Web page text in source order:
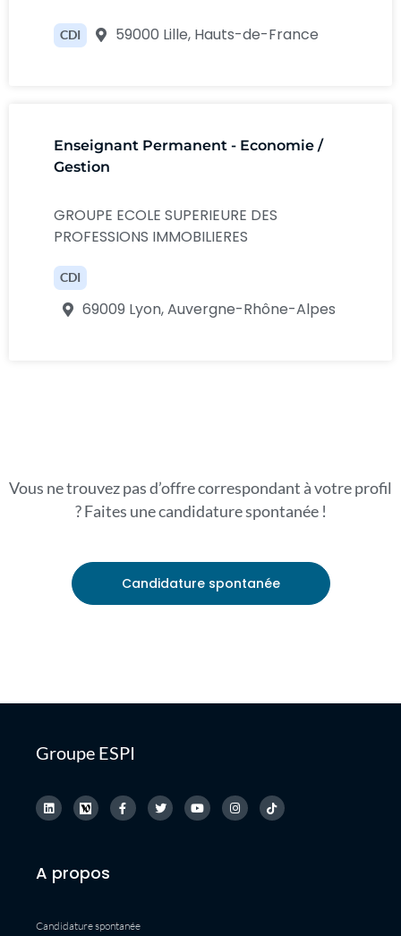
CDI 59000 Lille, Hauts-de-France
Enseignant Permanent - Economie /
Gestion
GROUPE ECOLE SUPERIEURE DES
PROFESSIONS IMMOBILIERES
CDI
69009 Lyon, Auvergne-Rhône-Alpes
Vous ne trouvez pas d’offre correspondant à votre profil
? Faites une candidature spontanée !
Candidature spontanée
Groupe ESPI
A propos
Candidature spontanée